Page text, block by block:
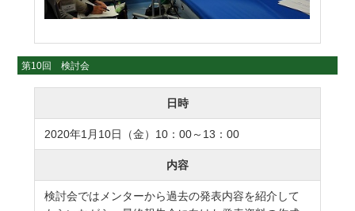
第10回 検討会
日時
2020年1月10日（金）10：00～13：00
内容
検討会ではメンターから過去の発表内容を紹介して